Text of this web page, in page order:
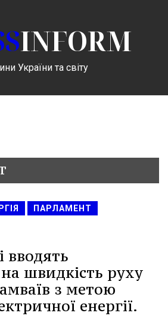
INFORM
України та світу
ПАРЛАМЕНТ
вводять
швидкість руху
з метою
енергії.